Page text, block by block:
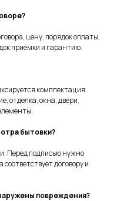
цену, порядок оплаты,
приёмки и гарантию.
комплектация
отделка, окна, двери,
бытовки?
Перед подписью нужно
договору и
повреждения?